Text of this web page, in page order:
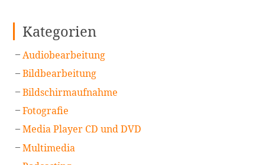
Kategorien
Audiobearbeitung
Bildbearbeitung
Bildschirmaufnahme
Fotografie
Media Player CD und DVD
Multimedia